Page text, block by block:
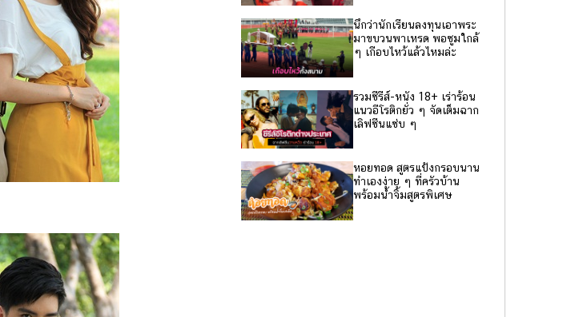
นึกว่านักเรียนลงทุนเอาพระ
มาขบวนพาเหรด พอซูมใกล้
ๆ เกือบไหว้แล้วไหมล่ะ
รวมซีรีส์-หนัง 18+ เร่าร้อน
แนวอีโรติกยั่ว ๆ จัดเต็มฉาก
เลิฟซีนแซ่บ ๆ
หอยทอด สูตรแป้งกรอบนาน
ทำเองง่าย ๆ ที่ครัวบ้าน
พร้อมน้ำจิ้มสูตรพิเศษ